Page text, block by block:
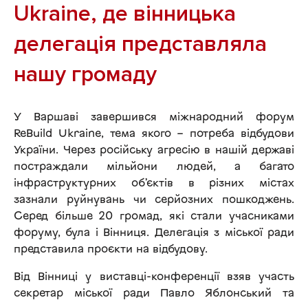
Ukraine, де вінницька
делегація представляла
нашу громаду
У Варшаві завершився міжнародний форум
ReBuild Ukraine, тема якого – потреба відбудови
України. Через російську агресію в нашій державі
постраждали мільйони людей, а багато
інфраструктурних об’єктів в різних містах
зазнали руйнувань чи серйозних пошкоджень.
Серед більше 20 громад, які стали учасниками
форуму, була і Вінниця. Делегація з міської ради
представила проєкти на відбудову.
Від Вінниці у виставці-конференції взяв участь
секретар міської ради Павло Яблонський та